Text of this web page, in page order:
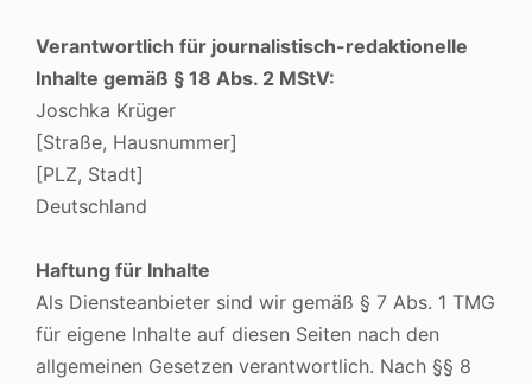
Verantwortlich für journalistisch-redaktionelle
Inhalte gemäß § 18 Abs. 2 MStV:
Joschka Krüger
[Straße, Hausnummer]
[PLZ, Stadt]
Deutschland
Haftung für Inhalte
Als Diensteanbieter sind wir gemäß § 7 Abs. 1 TMG
für eigene Inhalte auf diesen Seiten nach den
allgemeinen Gesetzen verantwortlich. Nach §§ 8